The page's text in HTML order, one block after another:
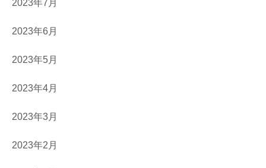
2023年7月
2023年6月
2023年5月
2023年4月
2023年3月
2023年2月